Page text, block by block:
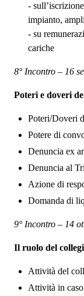
-
impianto,
- su
cariche
8° Incontro – 16
Poteri e doveri
Poteri/Doveri
Potere di
Denuncia ex
Denuncia al
Azione di
Domanda di
9° Incontro – 14
Il ruolo del
Attività del
Attività in